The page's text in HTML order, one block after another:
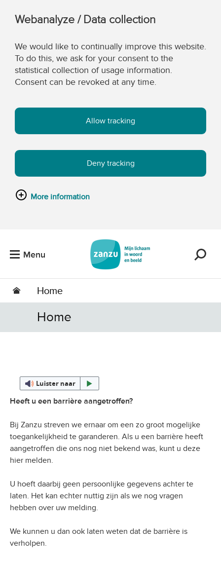
Webanalyze / Data collection
We would like to continually improve this website.
To do this, we ask for your consent to the
statistical collection of usage information.
Consent can be revoked at any time.
Allow tracking
Deny tracking
More information
Menu
Home
Home
Luister naar
Heeft u een barrière aangetroffen?
Bij Zanzu streven we ernaar om een zo groot mogelijke
toegankelijkheid te garanderen. Als u een barrière heeft
aangetroffen die ons nog niet bekend was, kunt u deze
hier melden.
U hoeft daarbij geen persoonlijke gegevens achter te
laten. Het kan echter nuttig zijn als we nog vragen
hebben over uw melding.
We kunnen u dan ook laten weten dat de barrière is
verholpen.